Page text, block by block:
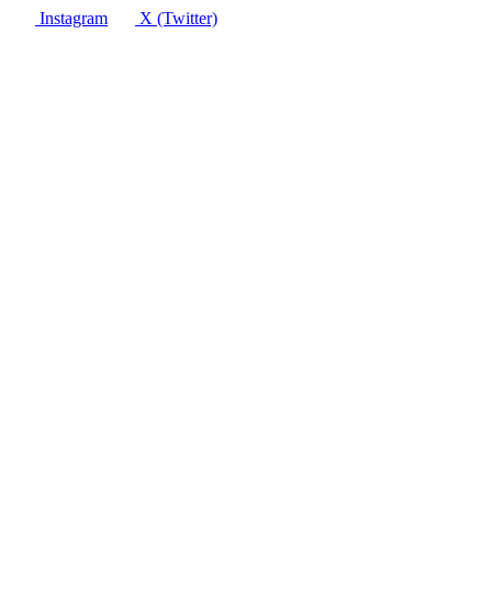
Instagram X (Twitter)